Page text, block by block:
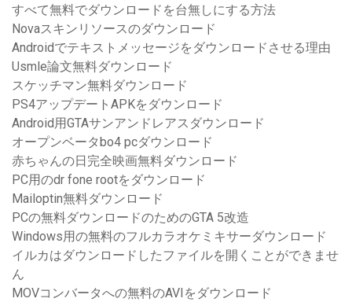
すべて無料でダウンロードを台無しにする方法
Novaスキンリソースのダウンロード
Androidでテキストメッセージをダウンロードさせる理由
Usmle論文無料ダウンロード
スケッチマン無料ダウンロード
PS4アップデートAPKをダウンロード
Android用GTAサンアンドレアスダウンロード
オープンベータbo4 pcダウンロード
赤ちゃんの日完全映画無料ダウンロード
PC用のdr fone rootをダウンロード
Mailoptin無料ダウンロード
PCの無料ダウンロードのためのGTA 5改造
Windows用の無料のフルカラオケミキサーダウンロード
イルカはダウンロードしたファイルを開くことができませ
ん
MOVコンバータへの無料のAVIをダウンロード